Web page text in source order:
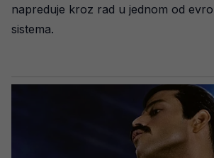
napreduje kroz rad u jednom od
sistema.